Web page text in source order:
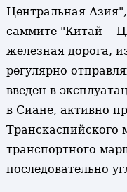
Центральная
саммите "Китай --
железная дорога,
регулярно
введен в
в Сиане, активно
Транскаспийского
транспортного
последовательно